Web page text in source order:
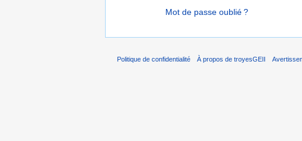
Mot de passe oublié ?
Politique de confidentialité À propos de troyesGEII